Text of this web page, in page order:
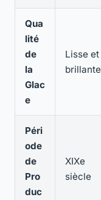
Qua
lité
de
la
Glac
e
Lisse et
brillante
Péri
ode
de
Pro
duc
XIXe
siècle